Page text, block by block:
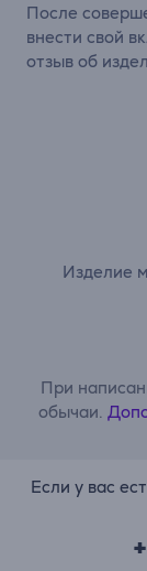
Изделие
При
обычаи.
После
внести свой
отзыв об
Если у вас